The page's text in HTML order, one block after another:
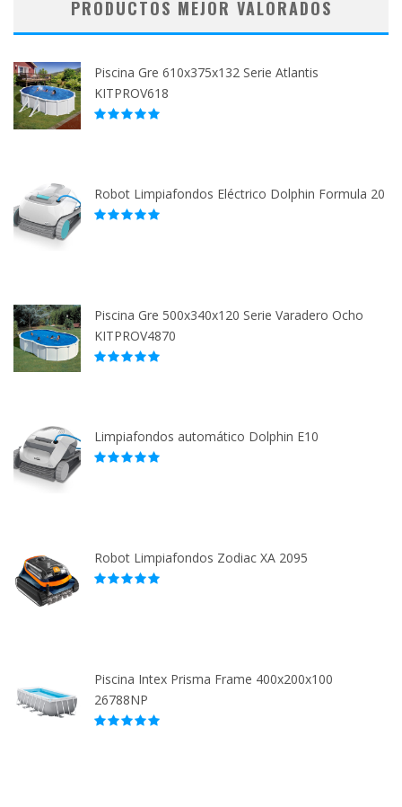
PRODUCTOS MEJOR VALORADOS
Piscina Gre 610x375x132 Serie Atlantis
KITPROV618
Robot Limpiafondos Eléctrico Dolphin Formula 20
Piscina Gre 500x340x120 Serie Varadero Ocho
KITPROV4870
Limpiafondos automático Dolphin E10
Robot Limpiafondos Zodiac XA 2095
Piscina Intex Prisma Frame 400x200x100
26788NP